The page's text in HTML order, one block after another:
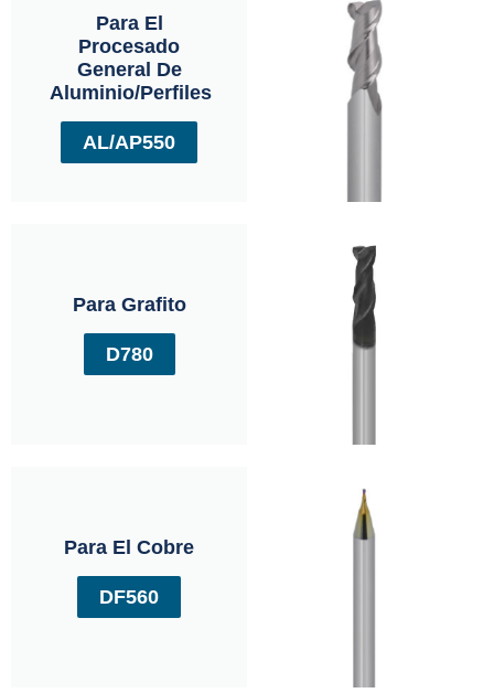
Para El
Procesado
General De
Aluminio/perfiles
AL/AP550
Para Grafito
D780
Para El Cobre
DF560